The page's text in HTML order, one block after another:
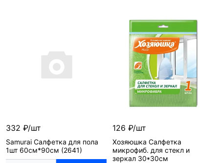
332 ₽/шт
Samurai Салфетка для пола
1шт 60см*90см (2641)
126 ₽/шт
Хозяюшка Салфетка
микрофиб. для стекл и
зеркал 30*30см